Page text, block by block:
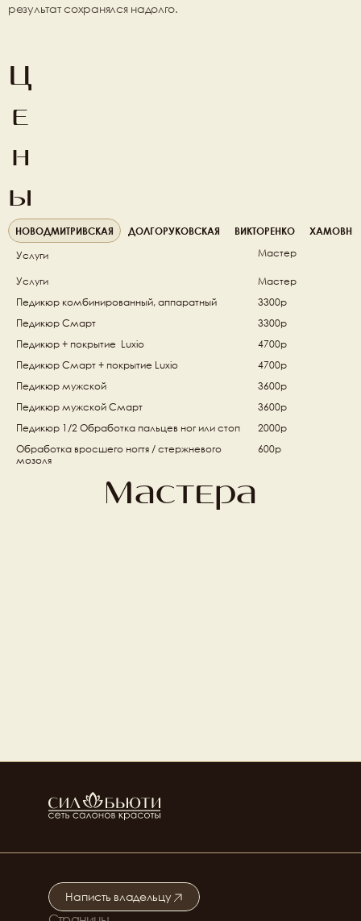
результат сохранялся надолго.
Ц
е
н
ы
НОВОДМИТРИВСКАЯ ДОЛГОРУКОВСКАЯ ВИКТОРЕНКО
Услуги Мастер
Услуги
Мастер
Педикюр комбинированный, аппаратный
3300р
Педикюр Смарт
3300р
Педикюр + покрытие  Luxio
4700р
Педикюр Смарт + покрытие Luxio
4700р
Педикюр мужской
3600р
Педикюр мужской Смарт
3600р
Педикюр 1/2 Обработка пальцев ног или стоп
2000р
Обработка вросшего ногтя / стержневого
мозоля
600р
Мастера
Мастер ногтевого сервиса
Топ мастер ногтевого
ногтевого сервиса
Написть владельцу